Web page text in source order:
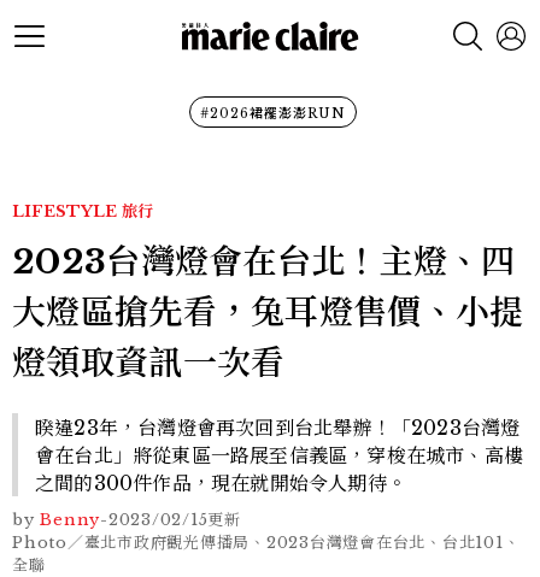
#2026裙襬澎澎RUN
LIFESTYLE 旅行
2023台灣燈會在台北！主燈、四
大燈區搶先看，兔耳燈售價、小提
燈領取資訊一次看
睽違23年，台灣燈會再次回到台北舉辦！「2023台灣燈
會在台北」將從東區一路展至信義區，穿梭在城市、高樓
之間的300件作品，現在就開始令人期待。
by Benny-2023/02/15更新
Photo／臺北市政府觀光傳播局、2023台灣燈會在台北、台北101、
全聯